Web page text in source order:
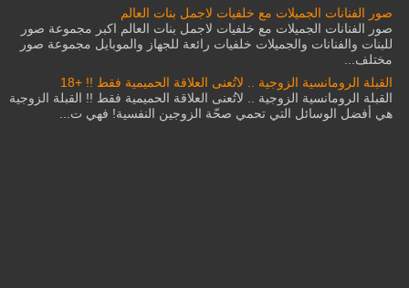
صور الفنانات الجميلات مع خلفيات لاجمل بنات العالم
صور الفنانات الجميلات مع خلفيات لاجمل بنات العالم اكبر مجموعة صور
للبنات والفنانات والجميلات خلفيات رائعة للجهاز والموبايل مجموعة صور
مختلف...
القبلة الرومانسية الزوجية .. لاتُعنى العلاقة الحميمية فقط !! +18
القبلة الرومانسية الزوجية .. لاتُعنى العلاقة الحميمية فقط !! القبلة الزوجية
هي أفضل الوسائل التي تحمي صحّة الزوجين النفسية! فهي ت...